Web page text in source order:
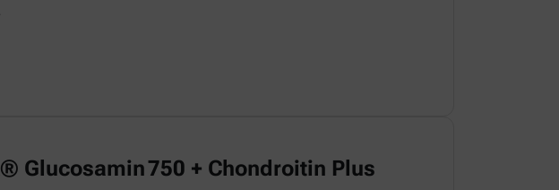
Glucosamin 750 + Chondroitin Plus